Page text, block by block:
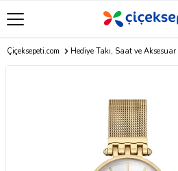
Çiçeksepeti.com Hediye Takı, Saat ve Aksesuar